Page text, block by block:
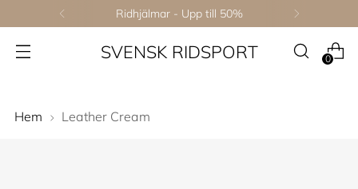
Ridhjälmar - Upp till 50%
SVENSK RIDSPORT 0
Hem Leather Cream